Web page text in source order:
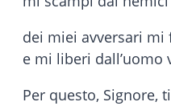
dei miei avversari
e mi liberi dall’uomo
Per questo, Signore,